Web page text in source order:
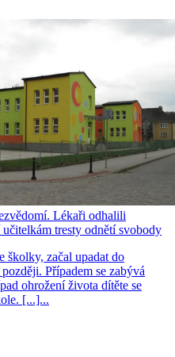
Lékaři odhalili
tresty odnětí svobody
školky, začal upadat do
Případem se zabývá
ohrožení života dítěte se
[...]...